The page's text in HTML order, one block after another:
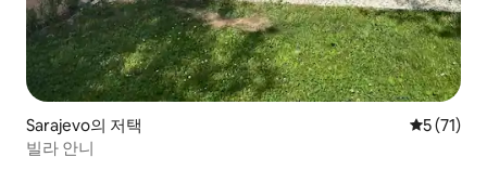
Sarajevo의 저택 평점 5점
5 (71)
빌라 안니